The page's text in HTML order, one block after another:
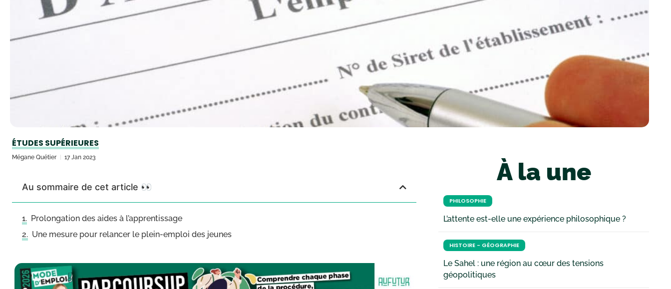
ÉTUDES SUPÉRIEURES
Mégane Quétier 17 Jan 2023
Au sommaire de cet article 👀
Prolongation des aides à l’apprentissage
Une mesure pour relancer le plein-emploi des jeunes
À la une
PHILOSOPHIE
L’attente est-elle une expérience philosophique ?
HISTOIRE - GÉOGRAPHIE
Le Sahel : une région au cœur des tensions
géopolitiques